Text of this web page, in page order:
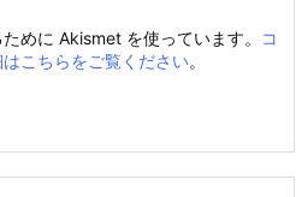
めに Akismet を使っています。
コ
こちらをご覧ください。